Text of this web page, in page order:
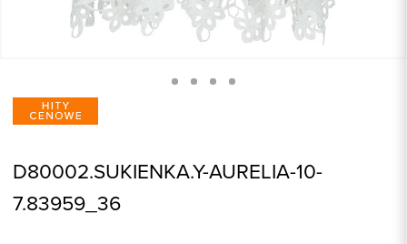
D80002.SUKIENKA.Y-AURELIA-10-
7.83959_36